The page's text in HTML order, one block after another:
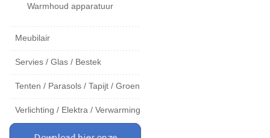
Warmhoud apparatuur
Meubilair
Servies / Glas / Bestek
Tenten / Parasols / Tapijt / Groen
Verlichting / Elektra / Verwarming